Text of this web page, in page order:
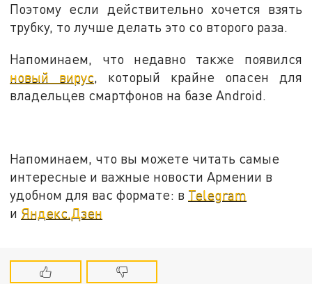
Поэтому если действительно хочется взять
трубку, то лучше делать это со второго раза.
Напоминаем, что недавно также появился
новый вирус, который крайне опасен для
владельцев смартфонов на базе Android.
Напоминаем, что вы можете читать самые
интересные и важные новости Армении в
удобном для вас формате: в Telegram
и Яндекс.Дзен